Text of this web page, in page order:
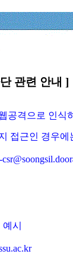
관련 안내 ]
공격으로 인식
접근인 경우
시